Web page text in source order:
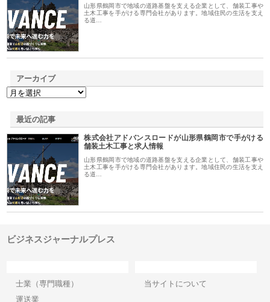
山形県鶴岡市で地域の道路基盤を支える企業として、舗装工事や
土木工事を手がける専門会社があります。地域住民の生活を支え
る道…
アーカイブ
最近の記事
株式会社アドバンスロードが山形県鶴岡市で手がける
舗装土木工事と求人情報
山形県鶴岡市で地域の道路基盤を支える企業として、舗装工事や
土木工事を手がける専門会社があります。地域住民の生活を支え
る道…
ビジネスジャーナルプレス
士業（専門職種）
運送業
当サイトについて